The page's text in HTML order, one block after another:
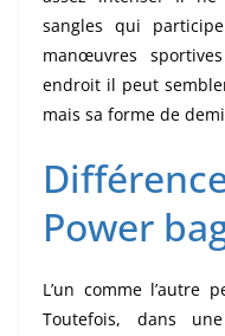
sangles qui
manœuvres
endroit il peut
mais sa forme de
Power
L’un comme l’autre
Toutefois, dans